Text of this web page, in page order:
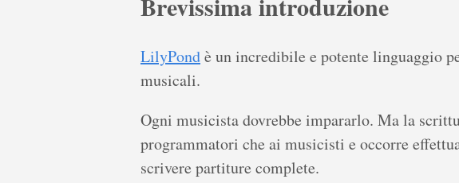
LilyPondè un incredibile e potente linguaggio
musicali.
Ogni musicista dovrebbe impararlo. Ma la
programmatori che ai musicisti e occorre
scrivere partiture complete.